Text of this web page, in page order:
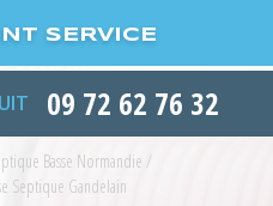
SERVICE
09 72 62 76 32
Basse Normandie /
Septique Gandelain